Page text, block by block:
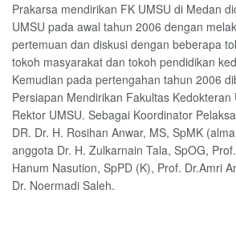
Prakarsa mendirikan FK UMSU di Medan
UMSU pada awal tahun 2006 dengan
pertemuan dan diskusi dengan beberapa
tokoh masyarakat dan tokoh pendidikan
Kemudian pada pertengahan tahun 2006
Persiapan Mendirikan Fakultas Kedokteran
Rektor UMSU. Sebagai Koordinator
DR. Dr. H. Rosihan Anwar, MS, SpMK
anggota Dr. H. Zulkarnain Tala, SpOG,
Hanum Nasution, SpPD (K), Prof. Dr.Amri
Dr. Noermadi Saleh.